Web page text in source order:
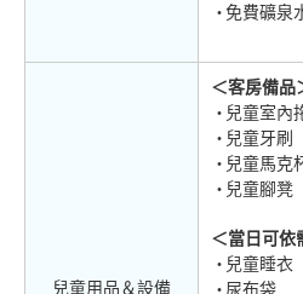
免費礦泉
兒童用品＆設備
＜客房備品
兒童室內
兒童牙刷
兒童馬克
兒童腳凳
＜當日可依
兒童睡衣
尿布袋